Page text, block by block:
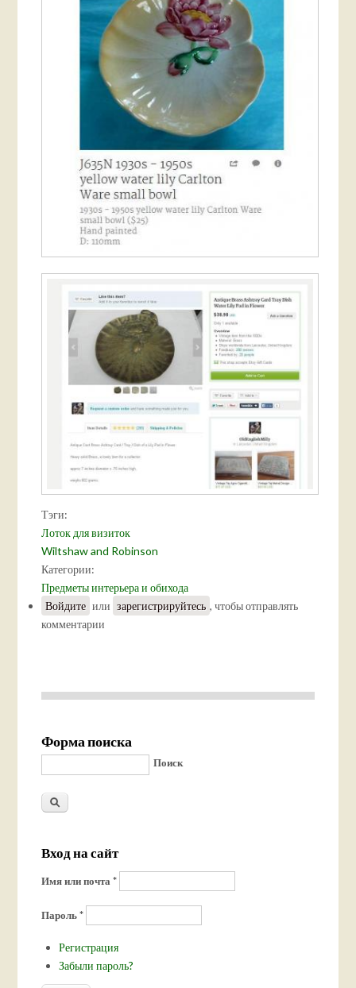
Тэги:
Лоток для визиток
Wiltshaw and Robinson
Категории:
Предметы интерьера и обихода
Войдите или зарегистрируйтесь , чтобы отправлять
комментарии
Форма поиска
Поиск
Вход на сайт
Имя или почта*
Пароль*
Регистрация
Забыли пароль?